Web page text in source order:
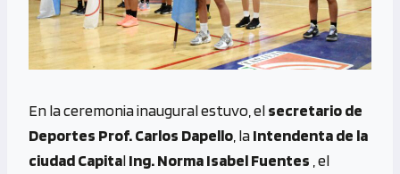
En la ceremonia inaugural estuvo, elsecretario de
Deportes Prof. Carlos Dapello , laIntendenta de la
ciudad CapitalIng. Norma Isabel Fuentes , el